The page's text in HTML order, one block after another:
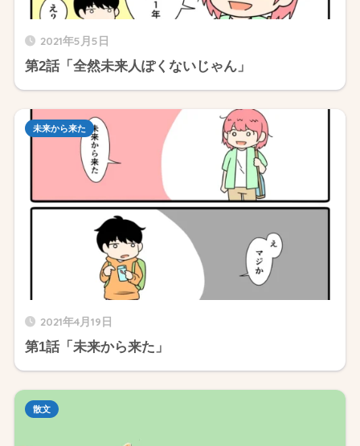
2021年5月5日
第2話「全然未来人ぽくないじゃん」
2021年4月19日
第1話「未来から来た」
未来から来た
散文